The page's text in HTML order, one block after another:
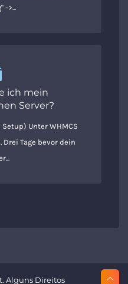
->...
ich mein
Server?
Unter WHMCS
Drei Tage bevor dein
Alguns Direitos